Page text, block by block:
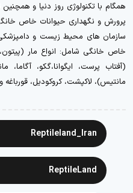
پرورش و نگهداری حیوانات خاص
سازمان های محیط زیست و
خاص خانگی شامل: انواع مار (پیتون،
(آفتاب پرست، ایگوانا،گکو، آگاما،
مانتیس)، لاکپشت، کروکودیل،
Reptileland_Iran
ReptileLand